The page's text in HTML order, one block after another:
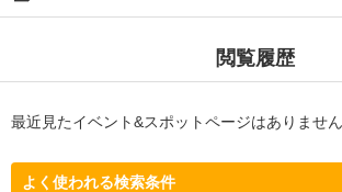
閲覧履歴
最近見たイベント&スポットページはありません
よく使われる検索条件